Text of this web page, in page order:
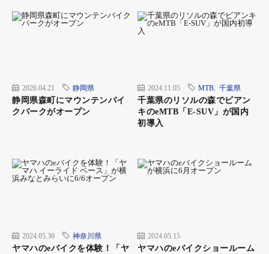
2026.04.21 静岡県
静岡県森町にマウンテンバイ
クパークがオープン
2024.11.05 MTB 千葉県
千葉県のリソルの森でビアン
キのeMTB「E-SUV」が国内
初導入
2024.05.30 神奈川県
ヤマハのeバイクを体験！「ヤ
2024.05.15
ヤマハのeバイクショールーム